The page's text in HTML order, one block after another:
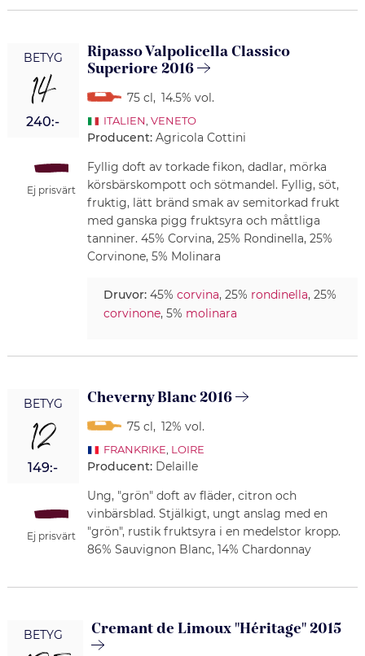
BETYG
14
240:-
Ej prisvärt
Ripasso Valpolicella Classico
Superiore 2016
75 cl, 14.5% vol.
ITALIEN VENETO
Producent: Agricola Cottini
Fyllig doft av torkade fikon, dadlar, mörka
körsbärskompott och sötmandel. Fyllig, söt,
fruktig, lätt bränd smak av semitorkad frukt
med ganska pigg fruktsyra och måttliga
tanniner. 45% Corvina, 25% Rondinella, 25%
Corvinone, 5% Molinara
Druvor:45% corvina, 25% rondinella, 25%
corvinone, 5% molinara
BETYG
12
149:-
Ej prisvärt
Cheverny Blanc 2016
75 cl, 12% vol.
FRANKRIKE LOIRE
Producent: Delaille
Ung, "grön" doft av fläder, citron och
vinbärsblad. Stjälkigt, ungt anslag med en
"grön", rustik fruktsyra i en medelstor kropp.
86% Sauvignon Blanc, 14% Chardonnay
BETYG Cremant de Limoux "Héritage" 2015